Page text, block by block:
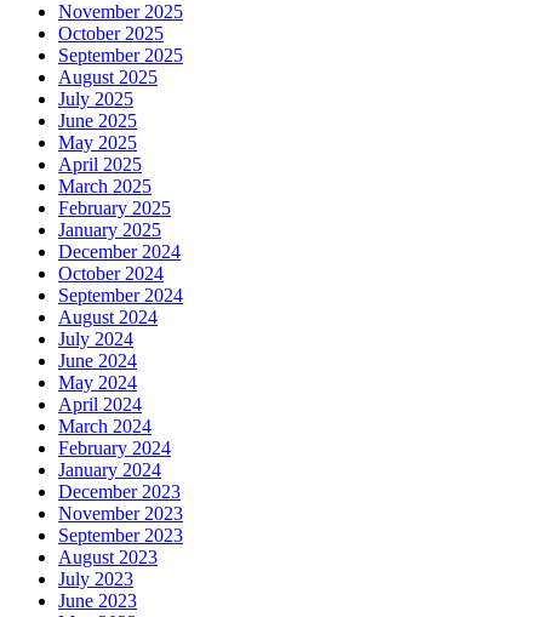
November 2025
October 2025
September 2025
August 2025
July 2025
June 2025
May 2025
April 2025
March 2025
February 2025
January 2025
December 2024
October 2024
September 2024
August 2024
July 2024
June 2024
May 2024
April 2024
March 2024
February 2024
January 2024
December 2023
November 2023
September 2023
August 2023
July 2023
June 2023